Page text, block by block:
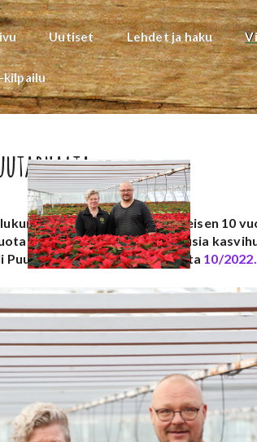
Uutiset Lehdet ja haku
kilpailu
on puolittunut viimeisen 10
perinteestä kiinni. Uusia
Sanomien numerosta 10/2022.